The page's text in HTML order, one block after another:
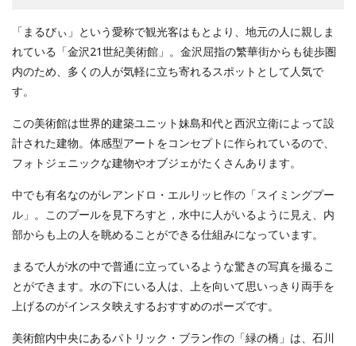
「まるびぃ」という愛称で観光客はもとより、地元の人に親しま
れている「金沢21世紀美術館」。金沢屈指の繁華街からも徒歩圏
内のため、多くの人が気軽に立ち寄れるスポットとして人気で
す。
この美術館は世界的建築ユニット妹島和代と西沢立衛によって設
計された建物。体感型アートをコンセプトに作られているので、
フォトジェニックな建物やオブジェがたくさんあります。
中でも有名なのがレアンドロ・エルリッヒ作の「スイミングプー
ル」。このプールを見下ろすと，水中に人がいるように見え、内
部からも上の人を眺めることができる仕組みになっています。
まるで人が水の中で普通に立っているような驚きの写真を撮るこ
とができます。水の下にいる人は、上を向いて思いっきり両手を
上げるのがインスタ映えするおすすめのポーズです。
美術館内中央にあるパトリック・ブラン作の「緑の橋」は、石川